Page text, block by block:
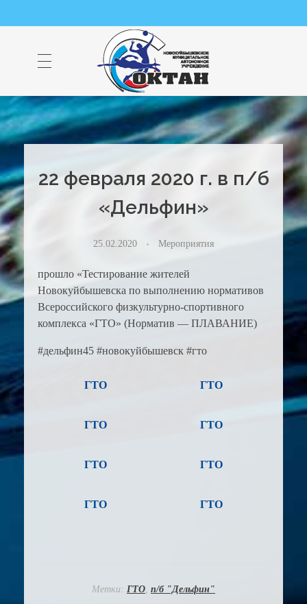
НМАУ "ФОК "ОКТАН" | Официальный сайт
22 февраля 2020 г. в п/б
«Дельфин»
25.02.2020 Мероприятия
прошло «Тестирование жителей
Новокуйбышевска по выполнению нормативов
Всероссийского физкультурно-спортивного
комплекса «ГТО» (Норматив — ПЛАВАНИЕ)
#дельфин45 #новокуйбышевск #гто
ГТО ГТО
ГТО ГТО
ГТО ГТО
ГТО ГТО
Метки: ГТО, п/б "Дельфин"